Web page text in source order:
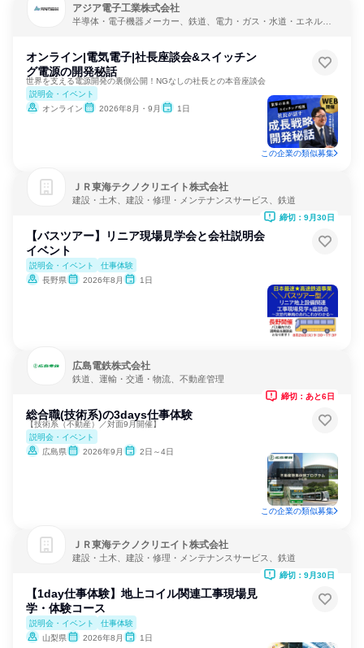
アジア電子工業株式会社
半導体・電子機器メーカー、鉄道、電力・ガス・水道・エネルギ
オンライン|電気電子|社長座談会&スイッチン
グ電源の開発秘話
世界を支える電源開発の裏側公開！NGなしの社長との本音座談会
説明会・イベント
オンライン
2026年8月・9月 1日
この企業の類似募集
ＪＲ東海テクノクリエイト株式会社
建設・土木、建設・修理・メンテナンスサービス、鉄道
【バスツアー】リニア現場見学会と会社説明会
イベント
説明会・イベント
仕事体験
長野県
2026年8月 1日
締切：9月30日
広島電鉄株式会社
鉄道、運輸・交通・物流、不動産管理
総合職(技術系)の3days仕事体験
【技術系（不動産）／対面9月開催】
説明会・イベント
広島県
2026年9月 2日～4日
締切：あと6日
この企業の類似募集
ＪＲ東海テクノクリエイト株式会社
建設・土木、建設・修理・メンテナンスサービス、鉄道
【1day仕事体験】地上コイル関連工事現場見
学・体験コース
説明会・イベント
仕事体験
山梨県
2026年8月 1日
締切：9月30日